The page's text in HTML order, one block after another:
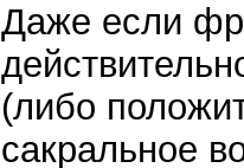
Даже если
(либо
сакральное